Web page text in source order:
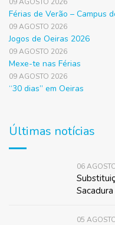
Férias de Verão – Campus
09 AGOSTO 2026
Jogos de Oeiras 2026
09 AGOSTO 2026
Mexe-te nas Férias
09 AGOSTO 2026
“30 dias” em Oeiras
Últimas notícias
06
05